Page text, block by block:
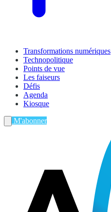
Transformations numériques
Technopolitique
Points de vue
Les faiseurs
Défis
Agenda
Kiosque
M'abonner